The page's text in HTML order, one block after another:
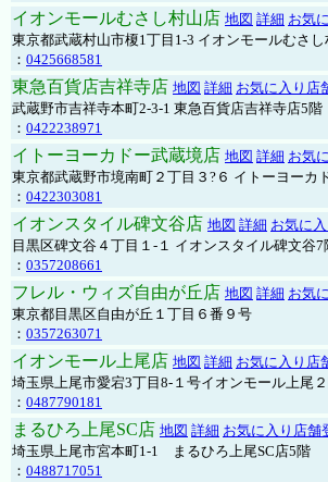
イオンモールむさし村山店 地図 詳細 お気
東京都武蔵村山市榎1丁目1-3 イオンモールむさし
： 0425668581
東急百貨店吉祥寺店 地図 詳細 お気に入り店
武蔵野市吉祥寺本町2-3-1 東急百貨店吉祥寺店5階
： 0422238971
イトーヨーカドー武蔵境店 地図 詳細 お気
東京都武蔵野市境南町２丁目３?６ イトーヨーカ
： 0422303081
イオンスタイル碑文谷店 地図 詳細 お気に
目黒区碑文谷４丁目１-１ イオンスタイル碑文谷7
： 0357208661
フレル・ウィズ自由が丘店 地図 詳細 お気
東京都目黒区自由が丘１丁目６番９号
： 0357263071
イオンモール上尾店 地図 詳細 お気に入り店
埼玉県上尾市愛宕3丁目8-１号イオンモール上尾
： 0487790181
まるひろ上尾SC店 地図 詳細 お気に入り店舗
埼玉県上尾市宮本町1-1 まるひろ上尾SC店5階
： 0488717051